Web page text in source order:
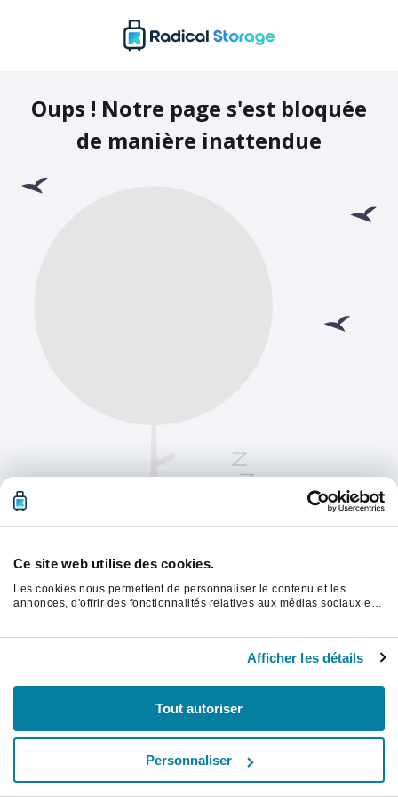
Ce site web utilise des cookies.
Les cookies nous permettent de personnaliser le contenu et les
annonces, d'offrir des fonctionnalités relatives aux médias sociaux et
informations que vous leur avez fournies ou qu'ils ont collectées lors
Afficher les détails
Tout autoriser
Personnaliser
Oups ! Notre page s'est bloquée
de manière inattendue
Veuillez actualiser la page pour continuer.
Rafraîchir